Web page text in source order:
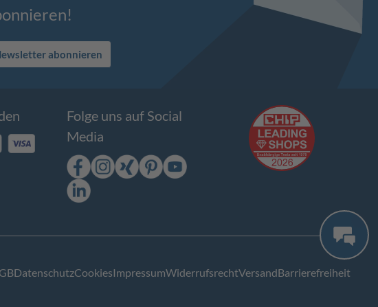
abonnieren
Folge uns auf Social
Media
DatenschutzCookiesImpressumWiderrufsrechtVersandBarrierefreiheit